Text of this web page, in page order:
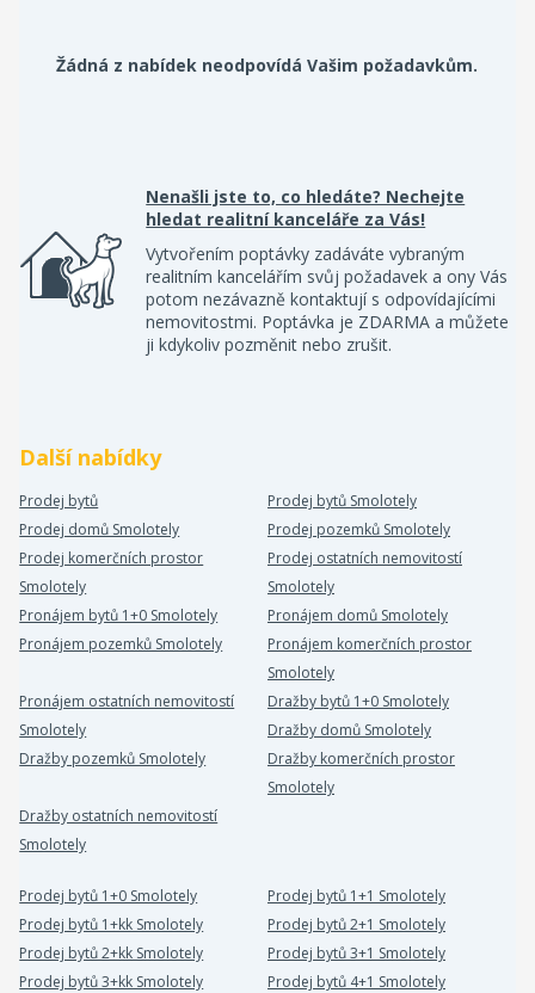
Žádná z nabídek neodpovídá Vašim požadavkům.
Nenašli jste to, co hledáte? Nechejte
hledat realitní kanceláře za Vás!
Vytvořením poptávky zadáváte vybraným
realitním kancelářím svůj požadavek a ony Vás
potom nezávazně kontaktují s odpovídajícími
nemovitostmi. Poptávka je ZDARMA a můžete
ji kdykoliv pozměnit nebo zrušit.
Další nabídky
Prodej bytů
Prodej bytů Smolotely
Prodej domů Smolotely
Prodej pozemků Smolotely
Prodej komerčních prostor
Smolotely
Prodej ostatních nemovitostí
Smolotely
Pronájem bytů 1+0 Smolotely
Pronájem domů Smolotely
Pronájem pozemků Smolotely
Pronájem komerčních prostor
Smolotely
Pronájem ostatních nemovitostí
Smolotely
Dražby bytů 1+0 Smolotely
Dražby domů Smolotely
Dražby pozemků Smolotely
Dražby komerčních prostor
Smolotely
Dražby ostatních nemovitostí
Smolotely
Prodej bytů 1+0 Smolotely
Prodej bytů 1+1 Smolotely
Prodej bytů 1+kk Smolotely
Prodej bytů 2+1 Smolotely
Prodej bytů 2+kk Smolotely
Prodej bytů 3+1 Smolotely
Prodej bytů 3+kk Smolotely
Prodej bytů 4+1 Smolotely